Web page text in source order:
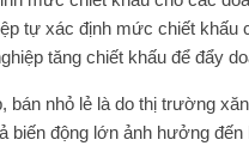
tự xác định mức chiết
tăng chiết khấu để đẩy
bán nhỏ lẻ là do thị trường
biến động lớn ảnh hưởng